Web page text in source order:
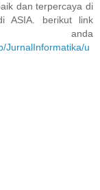
dan terpercaya di
ASIA. berikut link
anda
JurnalInformatika/u